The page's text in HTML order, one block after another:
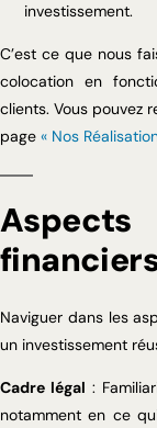
investissement.
C’est ce que nous
colocation en
clients. Vous pouvez
page « Nos
Naviguer dans les
un investissement
Cadre légal :
notamment en ce